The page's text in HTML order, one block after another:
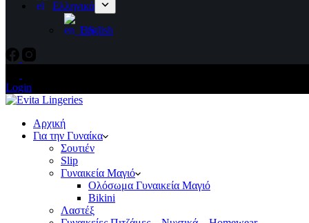
Ελληνικά
English
Login
Αρχική
Για την Γυναίκα
Σουτιέν
Slip
Γυναικεία Μαγιό
Ολόσωμα Γυναικεία Μαγιό
Bikini
Λαστέξ